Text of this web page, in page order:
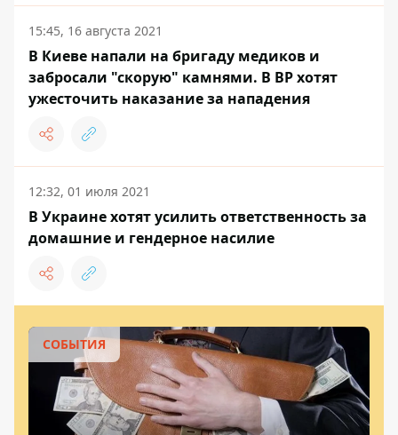
15:45, 16 августа 2021
В Киеве напали на бригаду медиков и
забросали "скорую" камнями. В ВР хотят
ужесточить наказание за нападения
12:32, 01 июля 2021
В Украине хотят усилить ответственность за
домашние и гендерное насилие
СОБЫТИЯ